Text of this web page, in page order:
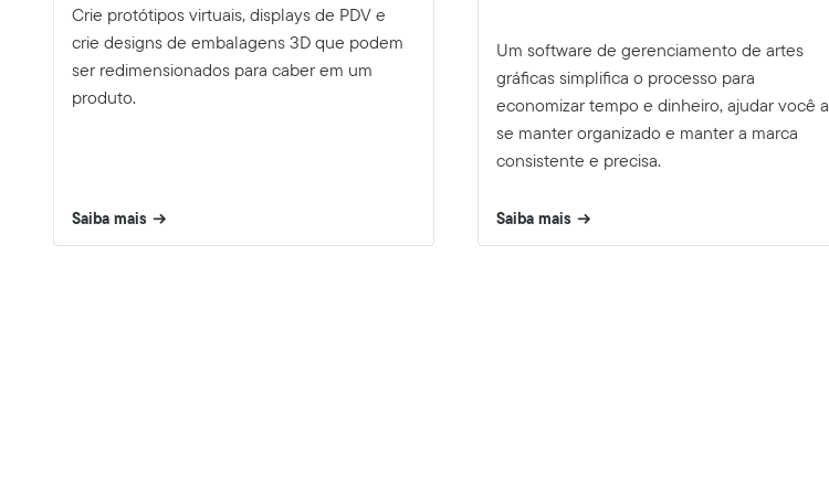
Crie protótipos virtuais, displays de PDV e
crie designs de embalagens 3D que podem
ser redimensionados para caber em um
produto.
Saiba mais
Um software de gerenciamento de artes
gráficas simplifica o processo para
economizar tempo e dinheiro, ajudar você a
se manter organizado e manter a marca
consistente e precisa.
Saiba mais